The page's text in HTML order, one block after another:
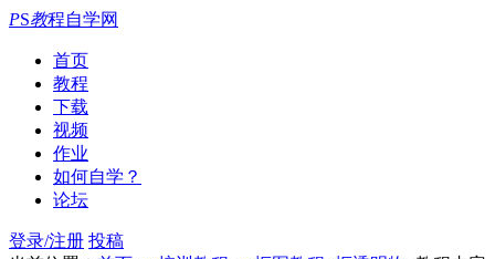
PS教程自学网
首页
教程
下载
视频
作业
如何自学？
论坛
登录/注册 投稿